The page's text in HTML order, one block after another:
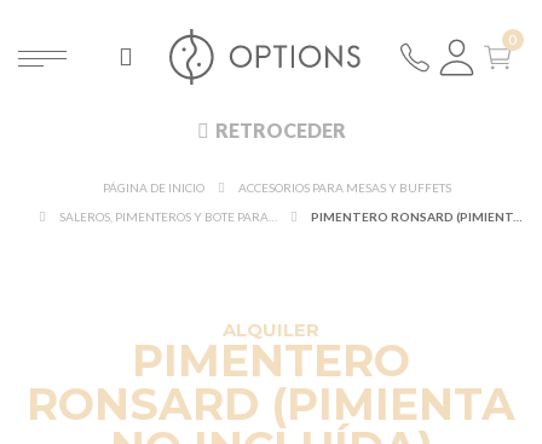
RETROCEDER
PÁGINA DE INICIO
ACCESORIOS PARA MESAS Y BUFFETS
ALQUILER
PIMENTERO
RONSARD (PIMIENTA